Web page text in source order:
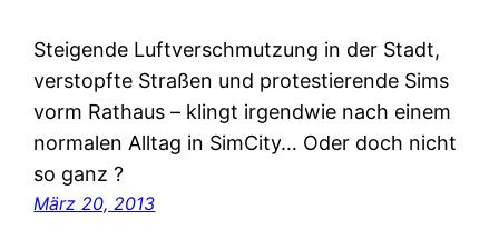
Steigende Luftverschmutzung in der Stadt,
verstopfte Straßen und protestierende Sims
vorm Rathaus – klingt irgendwie nach einem
normalen Alltag in SimCity… Oder doch nicht
so ganz ?
März 20, 2013